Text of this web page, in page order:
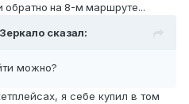
обратно на 8-м маршруте...
Зеркало сказал:
можно?
я себе купил в том